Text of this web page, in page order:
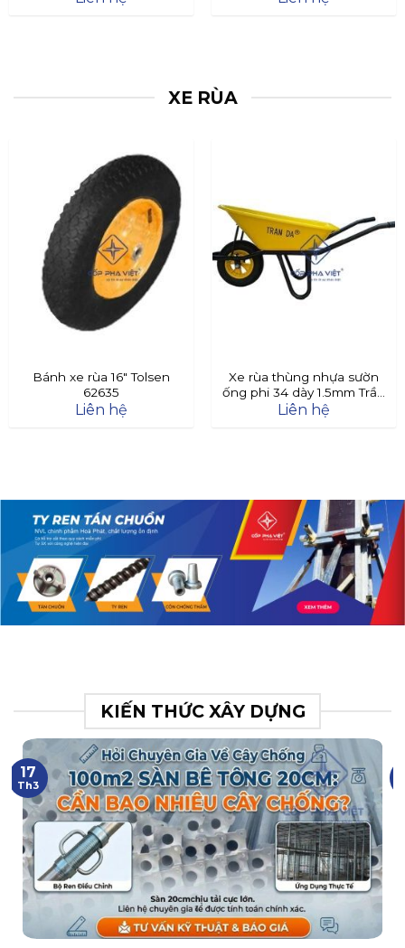
XE RÙA
Bánh xe rùa 16″ Tolsen
62635
Liên hệ
Xe rùa thùng nhựa sườn
ống phi 34 dày 1.5mm Trần
Đà
Liên hệ
KIẾN THỨC XÂY DỰNG
17
Th3